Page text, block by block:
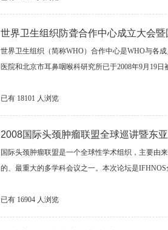
世界卫生组织防聋合作中心成立大会
世界卫生组织（简称WHO）合作中心是WHO与各
医院和北京市耳鼻咽喉科研究所已于2008年9月19
已有 18101 人浏览
2008国际头颈肿瘤联盟全球巡讲暨东
国际头颈肿瘤联盟是一个全球性学术组织，主要由
的、最重大的多学科会议之一。本次论坛是
已有 16904 人浏览